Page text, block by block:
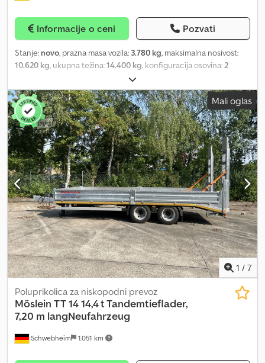
Informacije o ceni Pozvati
Stanje: novo, prazna masa vozila: 3.780 kg, maksimalna nosivost:
10.620 kg, ukupna težina:14.400 kg, konfiguracija osovina:2
, dužina tovarnog prostora:
prostora:2.470 mm, suspencija:čelik, dimenzija gume:215 /75 R
17,5, boja:ostalo, tip prenosa:ostalo, dimenzija prednje gume:215
/75 R 17,5, dimenzija zadnje gume:215/75 R 17,5, kabina vozača:
ostalo, emisioni razred:nijedno, gorivo:biodizel, Oprema:ABS,
kompresovani vazdušni kočioni sistem, 400 mm bočne stranice,
šasija: vruće pocinkovana, pod od drveta, 10 tačaka za vezivanje
tereta, 2 rampe (2.500 mm x 500 mm), rampe sa feder podizačima,
dvostruka pneumatika: 8 komada 215/75 R 17,5, potporni menjački
vitlo sa opterećenjem i brzohodnim režimom, napred, 2 preklopne
potporne noge, pozadi, visina utovara sa teretom cca 850 mm,
greške u štampi, zadržavamo pravo na izmene, prikazane slike su
primeri. Više podataka na zahtev! Više detalja na zahtev! Credpfx
Ajzrhp Ujaiof
Mali oglas
1 / 7
Schwebheim 1.051 km
Poluprikolica za niskopodni prevoz
Möslein TT 14 14,4 t Tandemtieflader,
7,20 m langNeufahrzeug